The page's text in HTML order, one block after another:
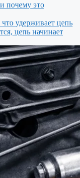
почему это
удерживает цепь
цепь начинает